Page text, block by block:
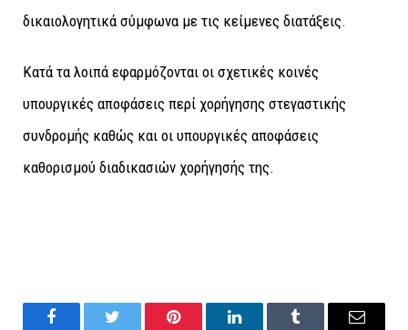
δικαιολογητικά σύμφωνα με τις κείμενες διατάξεις.
Κατά τα λοιπά εφαρμόζονται οι σχετικές κοινές
υπουργικές αποφάσεις περί χορήγησης στεγαστικής
συνδρομής καθώς και οι υπουργικές αποφάσεις
καθορισμού διαδικασιών χορήγησής της.